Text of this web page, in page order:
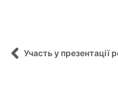
Участь у презентації